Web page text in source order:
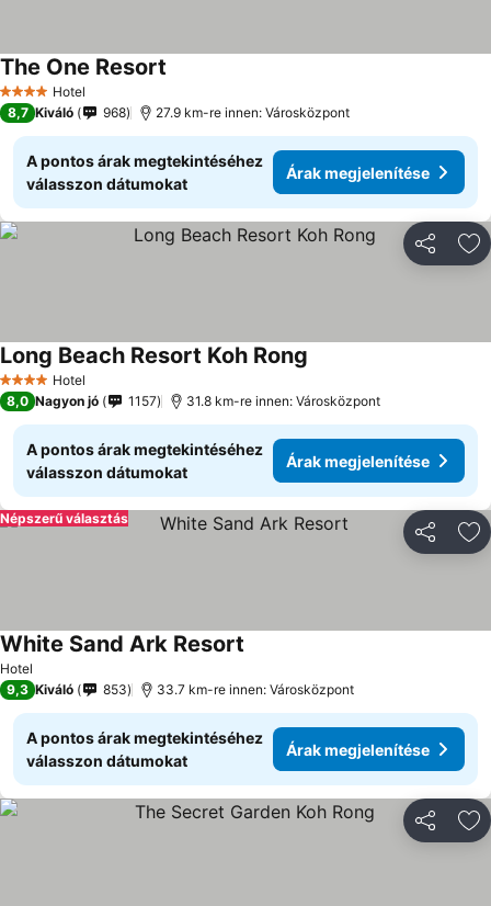
4 KategóriaHotel
The One Resort
8,7 Kiváló 968 27.9 km-re innen: Városközpont
A pontos árak megtekintéséhez
válasszon dátumokat
Árak megjelenítése
4 KategóriaHotel
Long Beach Resort Koh Rong
8,0 Nagyon jó 1157 31.8 km-re innen: Városközpont
A pontos árak megtekintéséhez
válasszon dátumokat
Árak megjelenítése
Népszerű választás
Hotel
White Sand Ark Resort
9,3 Kiváló 853 33.7 km-re innen: Városközpont
A pontos árak megtekintéséhez
válasszon dátumokat
Árak megjelenítése